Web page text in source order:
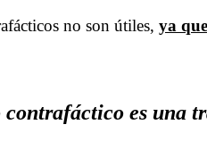
no son útiles, ya
es una